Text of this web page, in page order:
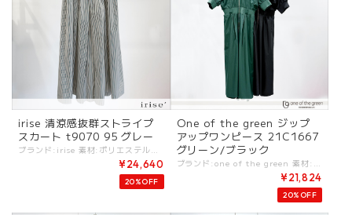
irise 清涼感抜群ストライプ
スカート t9070 95 グレー
ブランド:irise 素材:ポリエステル100%. カラー:グレー サイズ:[F].W:68-80cm/H:110cm/総丈:94cm/ - サラリとした清涼感ある心地良い素材のスカート。 軽やかに、キレイなシルエットをつくるデザイン。 ゆとりのあるウエストゴム仕様。 #irise #イリゼ -irise- iriseとはフランス語で『虹色の』という意味。 感度の高い大人の女性の心を掴むリアルクローズを提案。 選び抜かれた上質な素材、上品で美しいシルエットは仕事から日常着まで幅広く使えます。大人のデイリークローズとして高い実用性とデザイン性で人気のブランド！ -------------- ※商品カラーは撮影時の光や閲覧環境によって、実際の商品と若干異なる場合がございます。 ※平置き採寸となりますので、多少の誤差が生じる場合がございます。(ニットなど製品上、伸縮性があるものも伸ばさずに計測) ※タグ記載の注意事項、洗濯表示を必ずお読みください。 ☆その他気になる点はお気軽にご連絡ください☆ irise-t9070
¥24,640
20%OFF
One of the green ジップ
アップワンピース 21C1667
グリーン/ブラック
ブランド:one of the green 素材:コットン100%. カラー:グリーン/ブラック サイズ:[2].裄丈:55cm/着丈:128cm/身幅:57cm/ - 人気のワンピースがアップデート！ ジップは下までしっかりとあるので、一枚でしっかりとワンピースとして使えて、前を開けて羽織り仕様でも使えるデザイン。 ウエスト部分に切り替えアクセントがあるのでスタイルアップ効果も抜群です。 リブ仕様のデザインなどエレガントさの中にスポーティーな印象を持たせ、より使いやすい大人ワンピースとしてオススメの一枚です！ #oneofthegreen #ワンオブザグリーン ootg-21c1667 -one of the green- "the green"は健康・自然・自由の象徴。 健やかな暮らしのため、あらゆる動きや快適をスタイリングと融合するデザインがコンセプト。 気軽にカッコよく着られるスポーティーさを感じるウェアが揃う。 ※商品カラーは撮影時の光や閲覧環境によって、実際の商品と若干異なる場合がございます。 ※平置き採寸となりますので、多少の誤差が生じる場合がございます。 ※タグ記載の注意事項、洗濯表示を必ずお読みください。 ☆その他気になる点はお気軽にご連絡ください。
¥21,824
20%OFF